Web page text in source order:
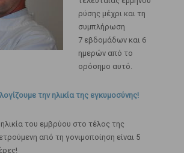
ρύσης μέχρι και τη
συμπλήρωση
7 εβδομάδων και 6
ημερών από το
ορόσημο αυτό.
την ηλικία της εγκυμοσύνης!
του εμβρύου στο τέλος της
από τη γονιμοποίηση είναι 5